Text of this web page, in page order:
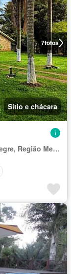
7fotos
Sítio e chácara
Região Geográfica Imediata de Porto Alegre, Região Metropolitana de Porto Alegre